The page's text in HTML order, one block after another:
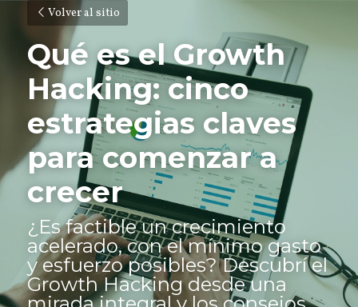
Volver al sitio
Qué es el Growth
Hacking: cinco
estrategias claves
para comenzar a
crecer
¿Es factible un crecimiento
acelerado, con el mínimo gasto
y esfuerzo posibles? Descubrí el
Growth Hacking desde una